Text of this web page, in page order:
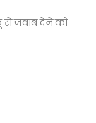
से जवाब देने को